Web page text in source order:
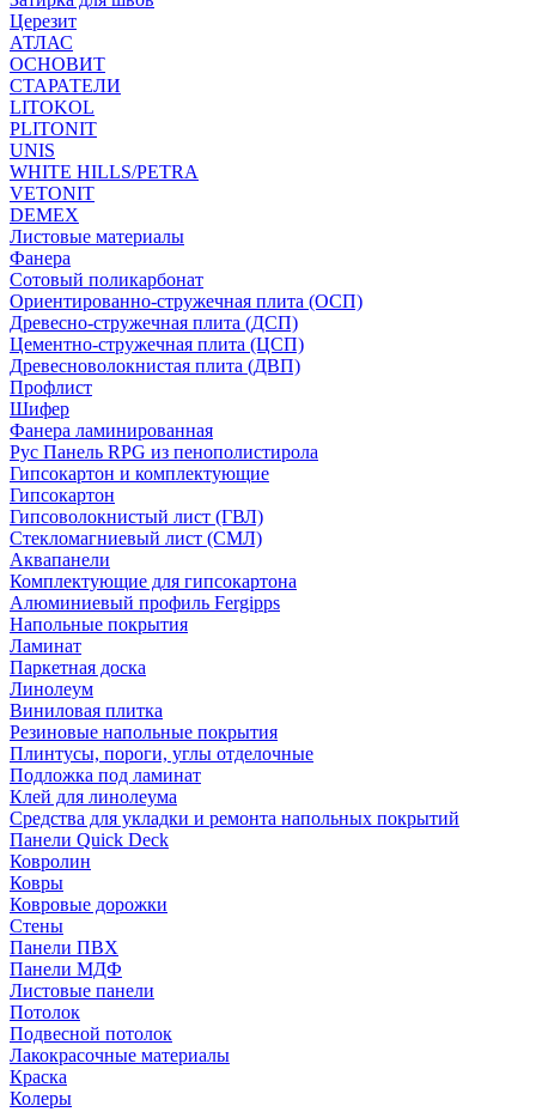
Церезит
АТЛАС
ОСНОВИТ
СТАРАТЕЛИ
LITOKOL
PLITONIT
UNIS
WHITE HILLS/PETRA
VETONIT
DEMEX
Листовые материалы
Фанера
Сотовый поликарбонат
Ориентированно-стружечная плита (ОСП)
Древесно-стружечная плита (ДСП)
Цементно-стружечная плита (ЦСП)
Древесноволокнистая плита (ДВП)
Профлист
Шифер
Фанера ламинированная
Рус Панель RPG из пенополистирола
Гипсокартон и комплектующие
Гипсокартон
Гипсоволокнистый лист (ГВЛ)
Стекломагниевый лист (СМЛ)
Аквапанели
Комплектующие для гипсокартона
Алюминиевый профиль Fergipps
Напольные покрытия
Ламинат
Паркетная доска
Линолеум
Виниловая плитка
Резиновые напольные покрытия
Плинтусы, пороги, углы отделочные
Подложка под ламинат
Клей для линолеума
Средства для укладки и ремонта напольных покрытий
Панели Quick Deck
Ковролин
Ковры
Ковровые дорожки
Стены
Панели ПВХ
Панели МДФ
Листовые панели
Потолок
Подвесной потолок
Лакокрасочные материалы
Краска
Колеры